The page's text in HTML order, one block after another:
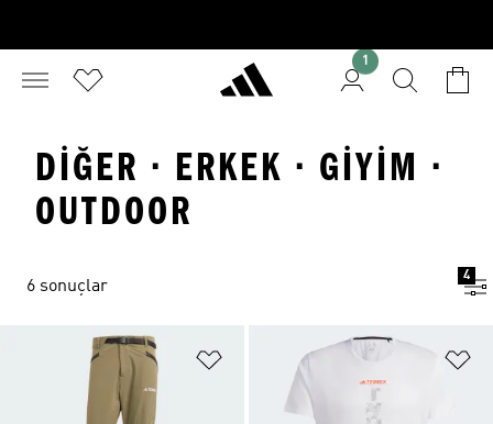
1
DIĞER · ERKEK · GIYIM ·
OUTDOOR
6 sonuçlar
4
Favori Listesine Ekle